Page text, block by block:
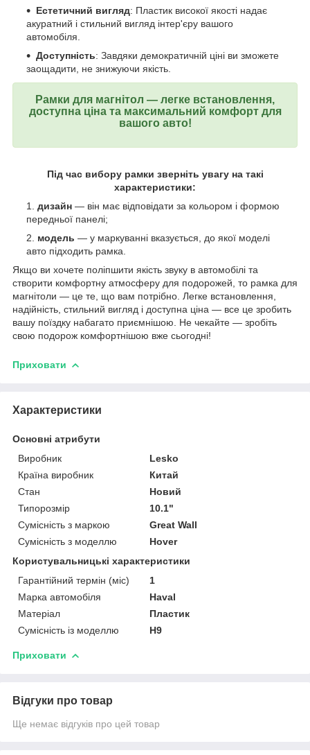
Естетичний вигляд: Пластик високої якості надає
акуратний і стильний вигляд інтер'єру вашого
автомобіля.
Доступність: Завдяки демократичній ціні ви зможете
заощадити, не знижуючи якість.
Рамки для магнітол — легке встановлення,
доступна ціна та максимальний комфорт для
вашого авто!
Під час вибору рамки зверніть увагу на такі
характеристики:
дизайн — він має відповідати за кольором і формою
передньої панелі;
модель — у маркуванні вказується, до якої моделі
авто підходить рамка.
Якщо ви хочете поліпшити якість звуку в автомобілі та
створити комфортну атмосферу для подорожей, то рамка для
магнітоли — це те, що вам потрібно. Легке встановлення,
надійність, стильний вигляд і доступна ціна — все це зробить
вашу поїздку набагато приємнішою. Не чекайте — зробіть
свою подорож комфортнішою вже сьогодні!
Приховати
Характеристики
Основні атрибути
Виробник
Lesko
Країна виробник
Китай
Стан
Новий
Типорозмір
10.1"
Сумісність з маркою
Great Wall
Сумісність з моделлю
Hover
Користувальницькі характеристики
Гарантійний термін (міс)
1
Марка автомобіля
Haval
Матеріал
Пластик
Сумісність із моделлю
H9
Приховати
Відгуки про товар
Ще немає відгуків про цей товар